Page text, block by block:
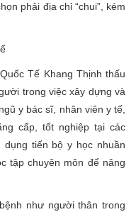
phải địa chỉ “chui”, kém
Tế Khang Thịnh thấu
trong việc xây dựng và
y bác sĩ, nhân viên y tế,
cấp, tốt nghiệp tại các
tiến bộ y học nhuần
tập chuyên môn để nâng
như người thân trong